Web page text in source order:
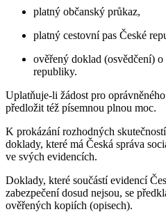
platný občanský průkaz,
platný cestovní pas České
ověřený doklad (osvědčení)
republiky.
Uplatňuje-li žádost pro
předložit též písemnou plnou moc.
K prokázání rozhodných
doklady, které má Česká správa
ve svých evidencích.
Doklady, které součástí evidencí
zabezpečení dosud nejsou, se
ověřených kopiích (opisech).